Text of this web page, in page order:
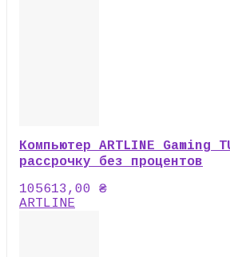
Компьютер ARTLINE Gaming
рассрочку без процентов
105613,00 ₴
ARTLINE